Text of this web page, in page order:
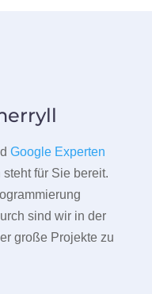
Google Experten
für Sie bereit.
sind wir in der
große Projekte zu